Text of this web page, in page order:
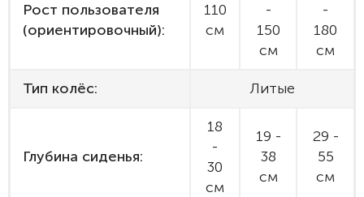
Рост пользователя
(ориентировочный):
110
см
-
150
см
-
180
см
Тип колёс: Литые
Глубина сиденья:
18
-
30
см
19 -
38
см
29 -
55
см